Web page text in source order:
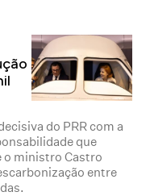
do PRR com a
que
o ministro Castro
entre